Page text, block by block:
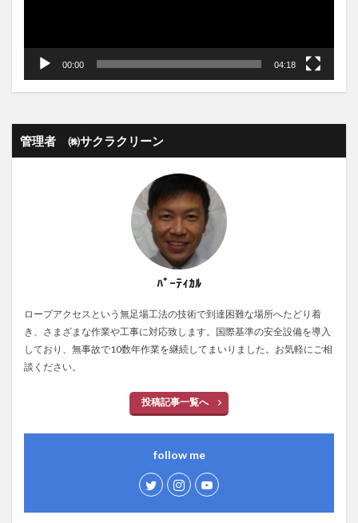
00:00 04:18
管理者 ㈱サクラクリーン
ﾊﾞｰﾃｨｶﾙ
ロープアクセスという無足場工法の技術で到達困難な場所へたどり着
き、さまざまな作業や工事に対応致します。国際基準の安全設備を導入
しており、無事故で10数年作業を継続してまいりました。お気軽にご相
談ください。
投稿記事一覧へ
follow me